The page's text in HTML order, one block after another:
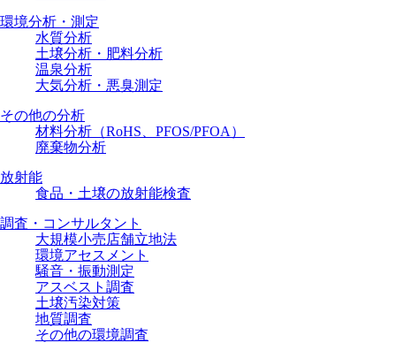
環境分析・測定
水質分析
土壌分析・肥料分析
温泉分析
大気分析・悪臭測定
その他の分析
材料分析（RoHS、PFOS/PFOA）
廃棄物分析
放射能
食品・土壌の放射能検査
調査・コンサルタント
大規模小売店舗立地法
環境アセスメント
騒音・振動測定
アスベスト調査
土壌汚染対策
地質調査
その他の環境調査